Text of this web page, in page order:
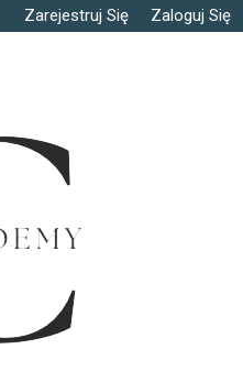
Zarejestruj Się Zaloguj Się